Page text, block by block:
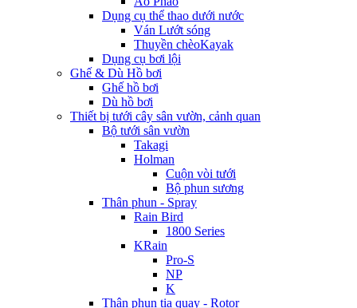
Dụng cụ thể thao dưới nước
Ván Lướt sóng
Thuyền chèoKayak
Dụng cụ bơi lội
Ghế & Dù Hồ bơi
Ghế hồ bơi
Dù hồ bơi
Thiết bị tưới cây sân vườn, cảnh quan
Bộ tưới sân vườn
Takagi
Holman
Cuộn vòi tưới
Bộ phun sương
Thân phun - Spray
Rain Bird
1800 Series
KRain
Pro-S
NP
K
Thân phun tia quay - Rotor